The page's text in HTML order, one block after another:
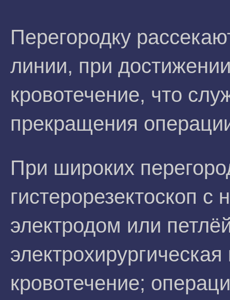
Перегородку
линии, при
кровотечение, что
прекращения
При широких
гистерорезектоскоп
электродом или
кровотечение;